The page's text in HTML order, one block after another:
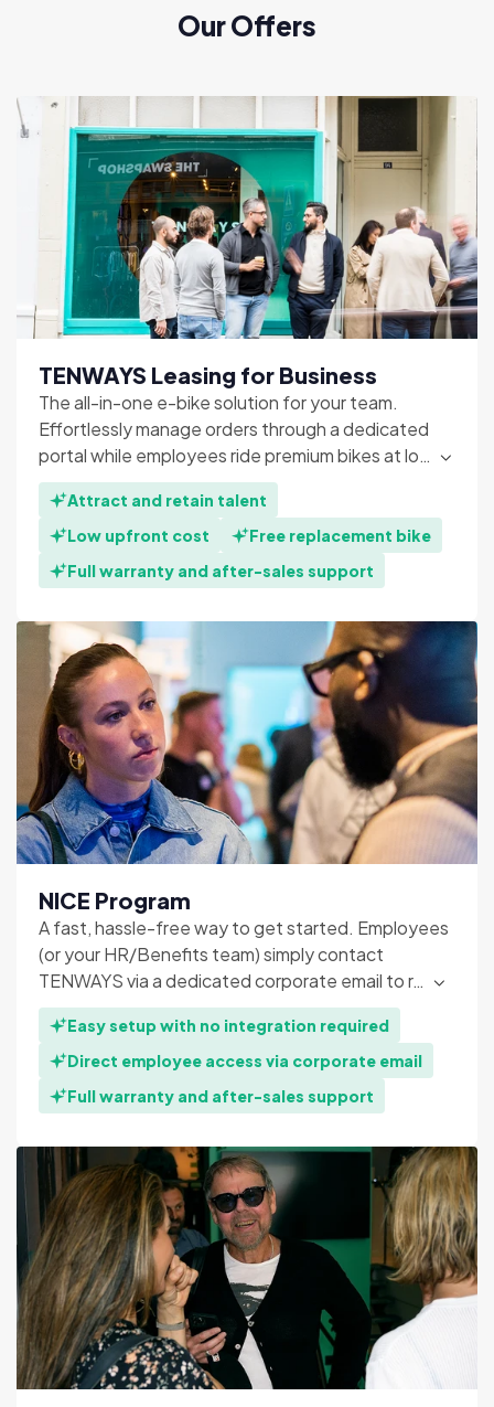
Our Offers
TENWAYS Leasing for Business
The all-in-one e-bike solution for your team.
Effortlessly manage orders through a dedicated
portal while employees ride premium bikes at lo…
Attract and retain talent
Low upfront cost
Free replacement bike
Full warranty and after-sales support
NICE Program
A fast, hassle-free way to get started. Employees
(or your HR/Benefits team) simply contact
TENWAYS via a dedicated corporate email to r…
Easy setup with no integration required
Direct employee access via corporate email
Full warranty and after-sales support